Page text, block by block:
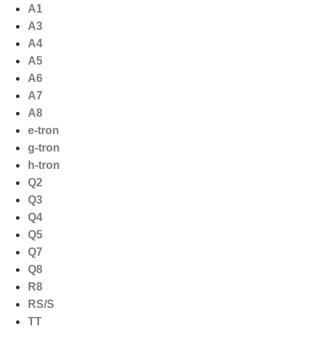
naar
inhoud
A1
A3
A4
A5
A6
A7
A8
e-tron
g-tron
h-tron
Q2
Q3
Q4
Q5
Q7
Q8
R8
RS/S
TT